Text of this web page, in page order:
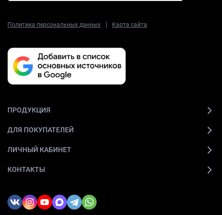
Политика персональных данных | Карта сайта
ПРОДУКЦИЯ
ДЛЯ ПОКУПАТЕЛЕЙ
ЛИЧНЫЙ КАБИНЕТ
КОНТАКТЫ